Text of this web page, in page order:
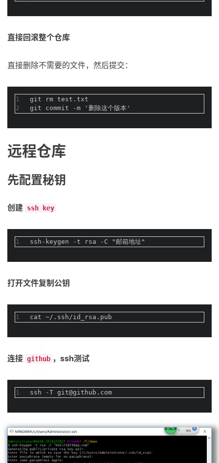
直接回滚整个仓库
直接删除不需要的文件，然后提交：
1
2
git rm test.txt
git commit -m '删除这个版本'
远程仓库
先配置秘钥
创建 ssh key
1 ssh-keygen -t rsa -C "邮箱地址"
打开文件复制公钥
1 cat ~/.ssh/id_rsa.pub
连接 github ，ssh测试
1 ssh -T git@github.com